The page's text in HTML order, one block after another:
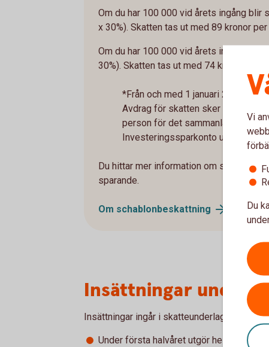
Om du har 100 000 vid årets ingång blir
x 30%). Skatten tas ut med 89 kronor per
Om du har 100 000 vid årets ingång blir
30%). Skatten tas ut med 74 kronor per
*Från och med 1 januari 2026 är
Avdrag för skatten sker sedan
person för det sammanlagda
Investeringssparkonto upp till 300
Du hittar mer information om
sparande.
Om schablonbeskattning
Insättningar under
Insättningar ingår i skatteunderlaget.
Under första halvåret utgör hela
Vi
Du